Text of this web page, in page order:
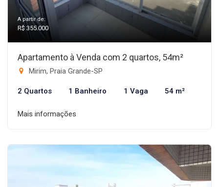
A partir de:
R$ 355.000
Apartamento à Venda com 2 quartos, 54m²
Mirim, Praia Grande-SP
2 Quartos 1 Banheiro 1 Vaga 54 m²
Mais informações